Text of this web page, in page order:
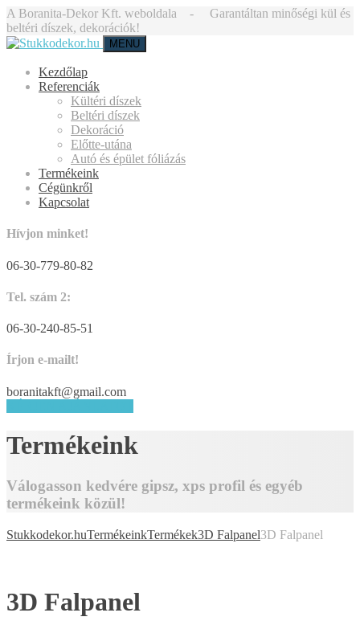
A Boranita-Dekor Kft. weboldala - Garantáltan minőségi kül és
beltéri díszek, dekorációk!
MENU
Kezdőlap
Referenciák
Kültéri díszek
Beltéri díszek
Dekoráció
Előtte-utána
Autó és épület fóliázás
Termékeink
Cégünkről
Kapcsolat
Hívjon minket!
06-30-779-80-82
Tel. szám 2:
06-30-240-85-51
Írjon e-mailt!
boranitakft@gmail.com
Termékeink
Válogasson kedvére gipsz, xps profil és egyéb
termékeink közül!
Stukkodekor.huTermékeinkTermékek3D Falpanel3D Falpanel
3D Falpanel